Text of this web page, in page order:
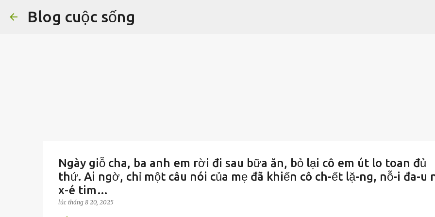
Blog cuộc sống
Ngày giỗ cha, ba anh em rời đi sau bữa ăn, bỏ lại cô em út lo toan đủ
thứ. Ai ngờ, chỉ một câu nói của mẹ đã khiến cô ch-ết lặ-ng, nỗ-i đa-u
x-é tim…
lúc tháng 8 20, 2025